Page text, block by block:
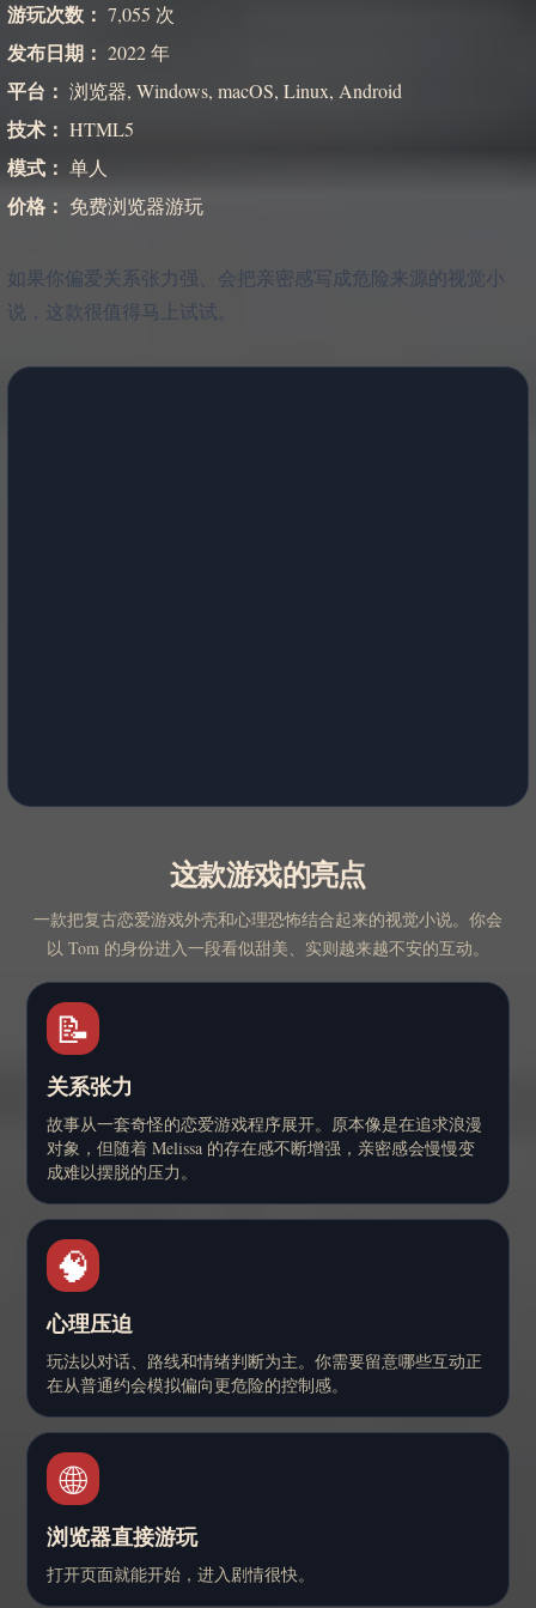
游玩次数： 7,055 次
发布日期： 2022 年
平台： 浏览器, Windows, macOS, Linux, Android
技术： HTML5
模式： 单人
价格： 免费浏览器游玩
如果你偏爱关系张力强、会把亲密感写成危险来源的视觉小
说，这款很值得马上试试。
这款游戏的亮点
一款把复古恋爱游戏外壳和心理恐怖结合起来的视觉小说。你会
以 Tom 的身份进入一段看似甜美、实则越来越不安的互动。
📝
关系张力
故事从一套奇怪的恋爱游戏程序展开。原本像是在追求浪漫
对象，但随着 Melissa 的存在感不断增强，亲密感会慢慢变
成难以摆脱的压力。
🧠
心理压迫
玩法以对话、路线和情绪判断为主。你需要留意哪些互动正
在从普通约会模拟偏向更危险的控制感。
🌐
浏览器直接游玩
打开页面就能开始，进入剧情很快。